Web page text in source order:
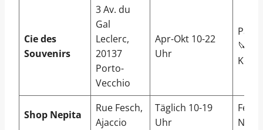
Cie des
Souvenirs
3 Av. du
Gal
Leclerc,
20137
Porto-
Vecchio
Apr-Okt 10-22
Uhr
🔪,
Kork
Shop Nepita
Rue Fesch,
Ajaccio
Täglich 10-19
Uhr